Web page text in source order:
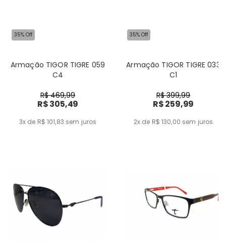
35% Off
Armação TIGOR TIGRE 059
C4
R$ 469,99
R$ 305,49
3x de R$ 101,83 sem juros
35% Off
Armação TIGOR TIGRE 033
C1
R$ 399,99
R$ 259,99
2x de R$ 130,00 sem juros